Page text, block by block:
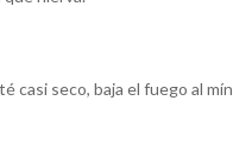
casi seco, baja el fuego al